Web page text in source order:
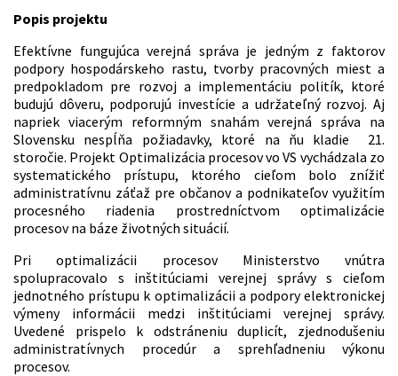
Popis projektu
Efektívne fungujúca verejná správa je jedným z faktorov
podpory hospodárskeho rastu, tvorby pracovných miest a
predpokladom pre rozvoj a implementáciu politík, ktoré
budujú dôveru, podporujú investície a udržateľný rozvoj. Aj
napriek viacerým reformným snahám verejná správa na
Slovensku nespĺňa požiadavky, ktoré na ňu kladie 21.
storočie. Projekt Optimalizácia procesov vo VS vychádzala zo
systematického prístupu, ktorého cieľom bolo znížiť
administratívnu záťaž pre občanov a podnikateľov využitím
procesného riadenia prostredníctvom optimalizácie
procesov na báze životných situácií.
Pri optimalizácii procesov Ministerstvo vnútra
spolupracovalo s inštitúciami verejnej správy s cieľom
jednotného prístupu k optimalizácii a podpory elektronickej
výmeny informácii medzi inštitúciami verejnej správy.
Uvedené prispelo k odstráneniu duplicít, zjednodušeniu
administratívnych procedúr a sprehľadneniu výkonu
procesov.